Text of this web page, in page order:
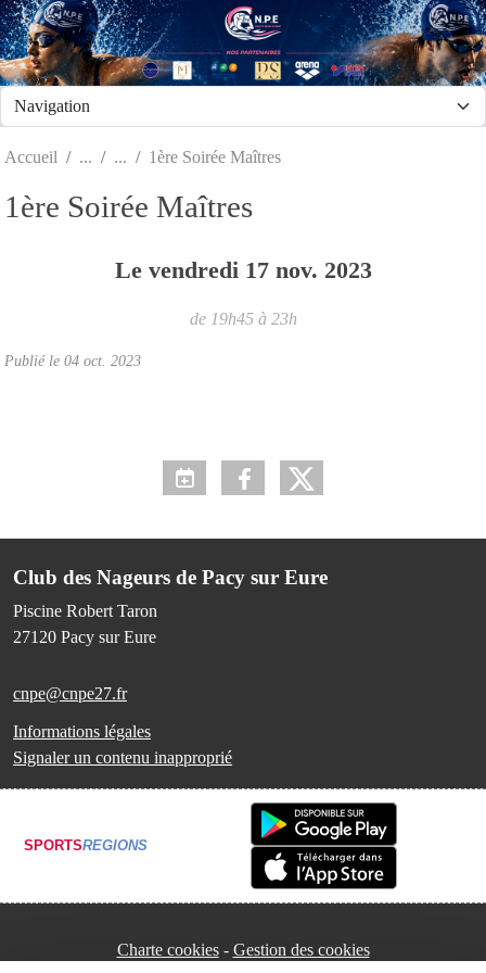
Accueil 1ère Soirée Maîtres
1ère Soirée Maîtres
Le vendredi 17 nov. 2023
de 19h45 à 23h
Publié le 04 oct. 2023
Club des Nageurs de Pacy sur Eure
Piscine Robert Taron
27120 Pacy sur Eure
cnpe@cnpe27.fr
Informations légales
Signaler un contenu inapproprié
SPORTSREGIONS
Charte cookies Gestion des cookies
Panneau de gestion des cookies